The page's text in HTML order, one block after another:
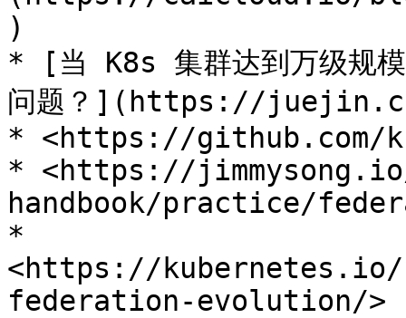
)
* [当 K8s 集群达到万级规模
问题？](https://
* <https://github.com/
* <https://
handbook/practice/
*
<https://kubernetes.io/
federation-evolution/>